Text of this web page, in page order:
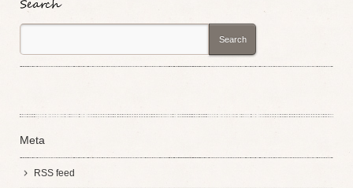
Search
Meta
RSS feed